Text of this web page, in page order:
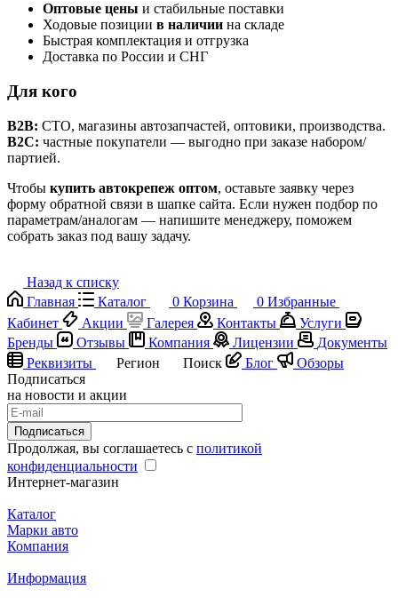
Оптовые цены и стабильные поставки
Ходовые позиции в наличии на складе
Быстрая комплектация и отгрузка
Доставка по России и СНГ
Для кого
B2B: СТО, магазины автозапчастей, оптовики, производства.
B2C: частные покупатели — выгодно при заказе набором/
партией.
Чтобы купить автокрепеж оптом, оставьте заявку через
форму обратной связи в шапке сайта. Если нужен подбор по
параметрам/аналогам — напишите менеджеру, поможем
собрать заказ под вашу задачу.
Назад к списку
Главная
Каталог 0 Корзина 0 Избранные
Кабинет
Акции Галерея Контакты
Услуги
Бренды
Отзывы Компания Лицензии
Документы
Реквизиты
Регион Поиск Блог
Обзоры
Подписаться
на новости и акции
Подписаться
Продолжая, вы соглашаетесь с политикой
конфиденциальности
Интернет-магазин
Каталог
Марки авто
Компания
Информация